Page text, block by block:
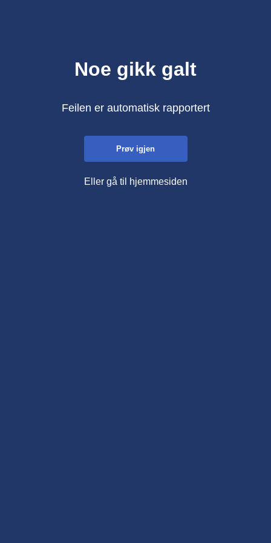
Noe gikk galt
Feilen er automatisk rapportert
Prøv igjen
Eller gå til hjemmesiden